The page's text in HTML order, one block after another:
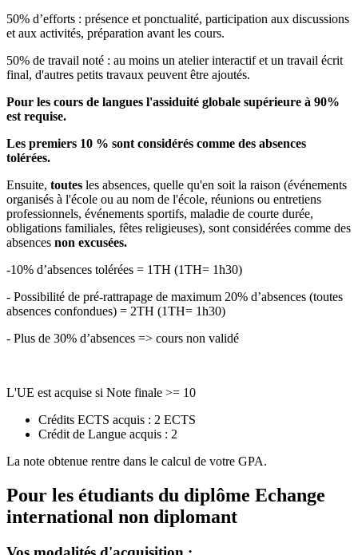
50% d’efforts : présence et ponctualité, participation aux discussions
et aux activités, préparation avant les cours.
50% de travail noté : au moins un atelier interactif et un travail écrit
final, d'autres petits travaux peuvent être ajoutés.
Pour les cours de langues l'assiduité globale supérieure à 90%
est requise.
Les premiers 10 % sont considérés comme des absences
tolérées.
Ensuite, toutes les absences, quelle qu'en soit la raison (événements
organisés à l'école ou au nom de l'école, réunions ou entretiens
professionnels, événements sportifs, maladie de courte durée,
obligations familiales, fêtes religieuses), sont considérées comme des
absences non excusées.
-10% d’absences tolérées = 1TH (1TH= 1h30)
- Possibilité de pré-rattrapage de maximum 20% d’absences (toutes
absences confondues) = 2TH (1TH= 1h30)
- Plus de 30% d’absences => cours non validé
L'UE est acquise si Note finale >= 10
Crédits ECTS acquis : 2 ECTS
Crédit de Langue acquis : 2
La note obtenue rentre dans le calcul de votre GPA.
Pour les étudiants du diplôme Echange
international non diplomant